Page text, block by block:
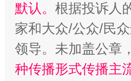
默认。 根据投诉人
家和大众/公众/民
领导。未加盖公章
种传播形式传播主